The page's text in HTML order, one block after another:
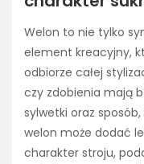
Welon to nie tylko
element kreacyjny,
odbiorze całej
czy zdobienia mają
sylwetki oraz
welon może dodać
charakter stroju,